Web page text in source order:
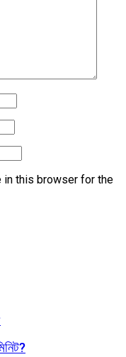
in this browser for the